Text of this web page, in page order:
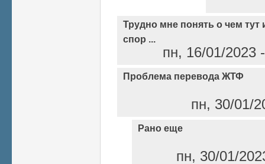
Трудно мне понять о чем тут
спор ...
пн, 16/01/
Проблема перевода ЖТФ
пн, 30/01/
Рано еще
пн, 30/01/